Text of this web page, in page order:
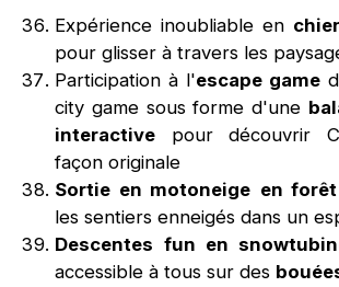
Expérience inoubliable en
pour glisser à travers les
Participation à l'escape game
city game sous forme d'une
interactive pour découvrir
façon originale
Sortie en motoneige en forêt
les sentiers enneigés dans un
Descentes fun en
accessible à tous sur des